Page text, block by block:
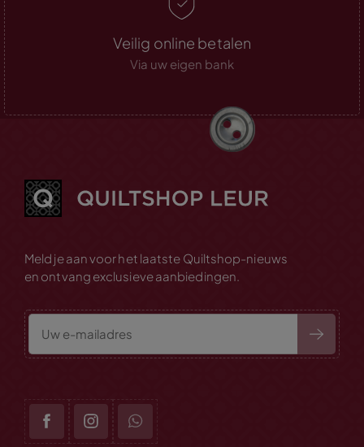
Veilig online betalen
Via uw eigen bank
Meld je aan voor het laatste Quiltshop-nieuws
en ontvang exclusieve aanbiedingen.